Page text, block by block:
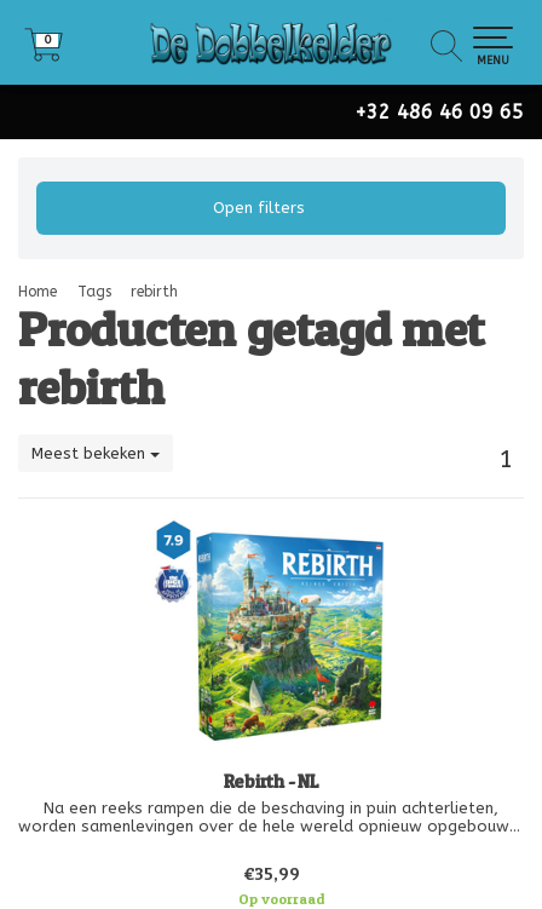
+32 486 46 09 65
0
0
MENU
Open filters
Home Tags rebirth
Producten getagd met
rebirth
Meest bekeken 1
Rebirth - NL
Na een reeks rampen die de beschaving in puin achterlieten,
worden samenlevingen over de hele wereld opnieuw opgebouwd,
herstellen. Als
€35,99
Op voorraad